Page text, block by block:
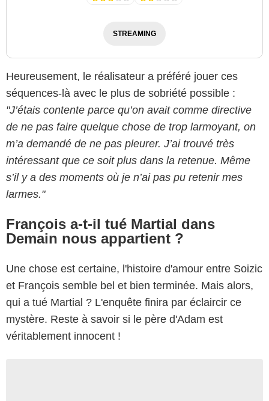
STREAMING
Heureusement, le réalisateur a préféré jouer ces
séquences-là avec le plus de sobriété possible :
"J’étais contente parce qu’on avait comme directive
de ne pas faire quelque chose de trop larmoyant, on
m’a demandé de ne pas pleurer. J’ai trouvé très
intéressant que ce soit plus dans la retenue. Même
s’il y a des moments où je n’ai pas pu retenir mes
larmes."
François a-t-il tué Martial dans
Demain nous appartient ?
Une chose est certaine, l'histoire d'amour entre Soizic
et François semble bel et bien terminée. Mais alors,
qui a tué Martial ? L'enquête finira par éclaircir ce
mystère. Reste à savoir si le père d'Adam est
véritablement innocent !